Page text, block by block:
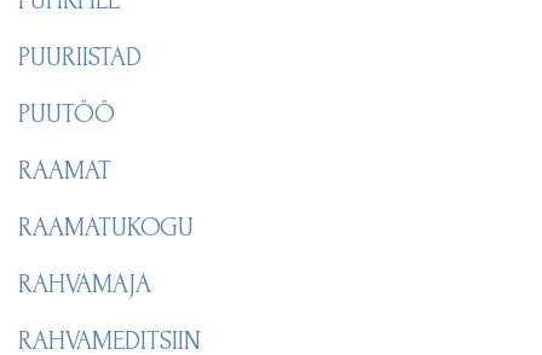
PUURIISTAD
PUUTÖÖ
RAAMAT
RAAMATUKOGU
RAHVAMAJA
RAHVAMEDITSIIN